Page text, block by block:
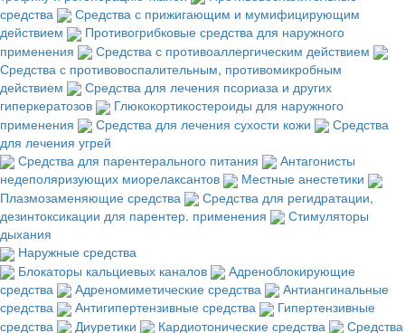
средства
Средства с прижигающим и мумифицирующим
действием
Противогрибковые средства для наружного
применения
Средства с противоаллергическим действием
Средства с противовоспалительным, противомикробным
действием
Средства для лечения псориаза и других
гиперкератозов
Глюкокортикостероиды для наружного
применения
Средства для лечения сухости кожи
Средства
для лечения угрей
Средства для парентерального питания
Антагонисты
недеполяризующих миорелаксантов
Местные анестетики
Плазмозаменяющие средства
Средства для регидратации,
дезинтоксикации для парентер. применения
Стимуляторы
дыхания
Наружные средства
Блокаторы кальциевых каналов
Адреноблокирующие
средства
Адреномиметические средства
Антиангинальные
средства
Антигипертензивные средства
Гипертензивные
средства
Диуретики Кардиотонические средства
Средства